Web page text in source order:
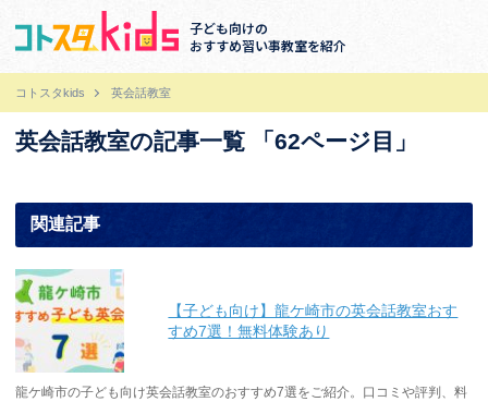
子ども向けの
おすすめ習い事教室を紹介
コトスタkids 英会話教室
英会話教室の記事一覧 「62ページ目」
関連記事
【子ども向け】龍ケ崎市の英会話教室おす
すめ7選！無料体験あり
龍ケ崎市の子ども向け英会話教室のおすすめ7選をご紹介。口コミや評判、料